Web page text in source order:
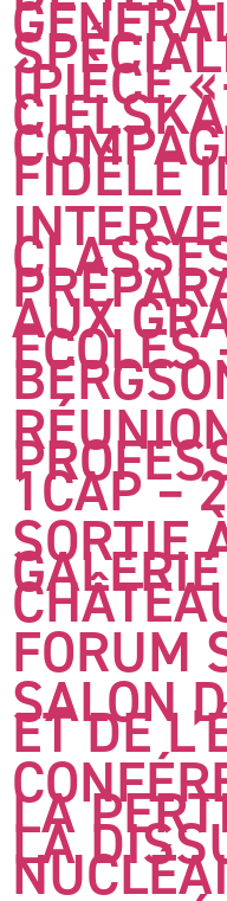
(PIÈCE
FIDÈLE
AUX
ECOLES
1CAP –
SORTIE
FORUM
SALON
ET DE
LA
LA